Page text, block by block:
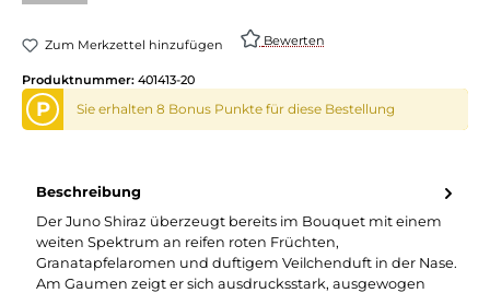
Zum Merkzettel hinzufügen Bewerten
Produktnummer: 401413-20
P Sie erhalten 8 Bonus Punkte für diese Bestellung
Beschreibung
Der Juno Shiraz überzeugt bereits im Bouquet mit einem
weiten Spektrum an reifen roten Früchten,
Granatapfelaromen und duftigem Veilchenduft in der Nase.
Am Gaumen zeigt er sich ausdrucksstark, ausgewogen